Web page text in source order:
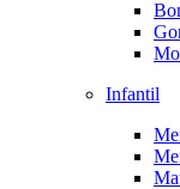
Infantil